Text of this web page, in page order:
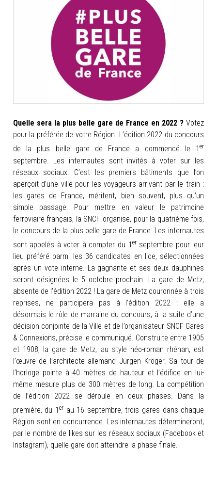
PORTFOLIO
Quelle sera la plus belle gare de France en 2022 ? Votez
pour la préférée de votre Région. L’édition 2022 du concours
de la plus belle gare de France a commencé le 1er
septembre. Les internautes sont invités à voter sur les
réseaux sociaux.
C’est les premiers bâtiments que l’on
aperçoit d’une ville pour les voyageurs arrivant par le train :
les gares de France, méritent, bien souvent, plus qu’un
simple passage. Pour mettre en valeur le patrimoine
ferroviaire français, la SNCF organise, pour la quatrième fois,
le concours de la plus belle gare de France. Les internautes
sont appelés à voter à compter du 1 erseptembre pour leur
lieu préféré parmi les 36 candidates en lice, sélectionnées
après un vote interne. La gagnante et ses deux dauphines
seront désignées le 5 octobre prochain. La gare de Metz,
absente de l’édition 2022 ! La gare de Metz couronnée à trois
reprises, ne participera pas à l’édition 2022 : elle a
désormais le rôle de marraine du concours, à la suite d’une
décision conjointe de la Ville et de l’organisateur SNCF Gares
& Connexions, précise le communiqué. Construite entre 1905
et 1908, la gare de Metz, au style néo-roman rhénan, est
l’œuvre de l’architecte allemand Jürgen Kröger. Sa tour de
l’horloge pointe à 40 mètres de hauteur et l’édifice en lui-
même mesure plus de 300 mètres de long. La compétition
de l’édition 2022 se déroule en deux phases. Dans la
première, du 1er au 16 septembre, trois gares dans chaque
Région sont en concurrence. Les internautes détermineront,
par le nombre de likes sur les réseaux sociaux (Facebook et
Instagram), quelle gare doit atteindre la phase finale.